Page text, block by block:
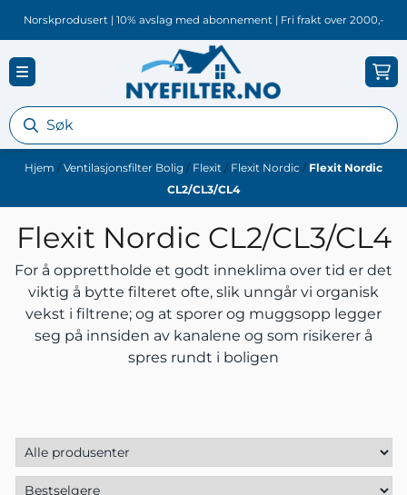
Hopp til innhold
Norskprodusert | 10% avslag med abonnement | Fri frakt over 2000,-
Hjem / Ventilasjonsfilter Bolig / Flexit / Flexit Nordic / Flexit Nordic
CL2/CL3/CL4
Flexit Nordic CL2/CL3/CL4
For å opprettholde et godt inneklima over tid er det
viktig å bytte filteret ofte, slik unngår vi organisk
vekst i filtrene; og at sporer og muggsopp legger
seg på innsiden av kanalene og som risikerer å
spres rundt i boligen